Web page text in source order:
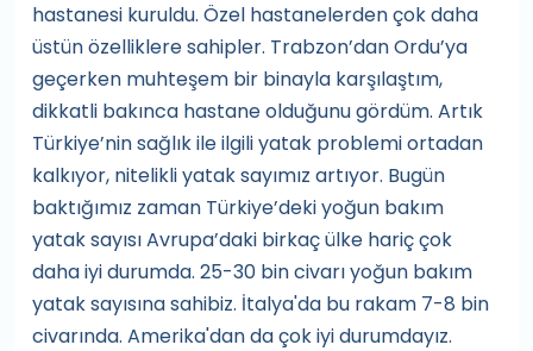
hastanesi kuruldu. Özel hastanelerden çok daha
üstün özelliklere sahipler. Trabzon’dan Ordu’ya
geçerken muhteşem bir binayla karşılaştım,
dikkatli bakınca hastane olduğunu gördüm. Artık
Türkiye’nin sağlık ile ilgili yatak problemi ortadan
kalkıyor, nitelikli yatak sayımız artıyor. Bugün
baktığımız zaman Türkiye’deki yoğun bakım
yatak sayısı Avrupa’daki birkaç ülke hariç çok
daha iyi durumda. 25-30 bin civarı yoğun bakım
yatak sayısına sahibiz. İtalya'da bu rakam 7-8 bin
civarında. Amerika'dan da çok iyi durumdayız.